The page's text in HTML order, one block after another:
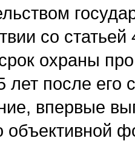
со
охраны
лет после его
впервые
объективной